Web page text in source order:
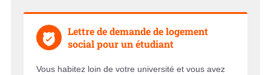
Lettre de demande de logement
social pour un étudiant
Vous habitez loin de votre université et vous avez